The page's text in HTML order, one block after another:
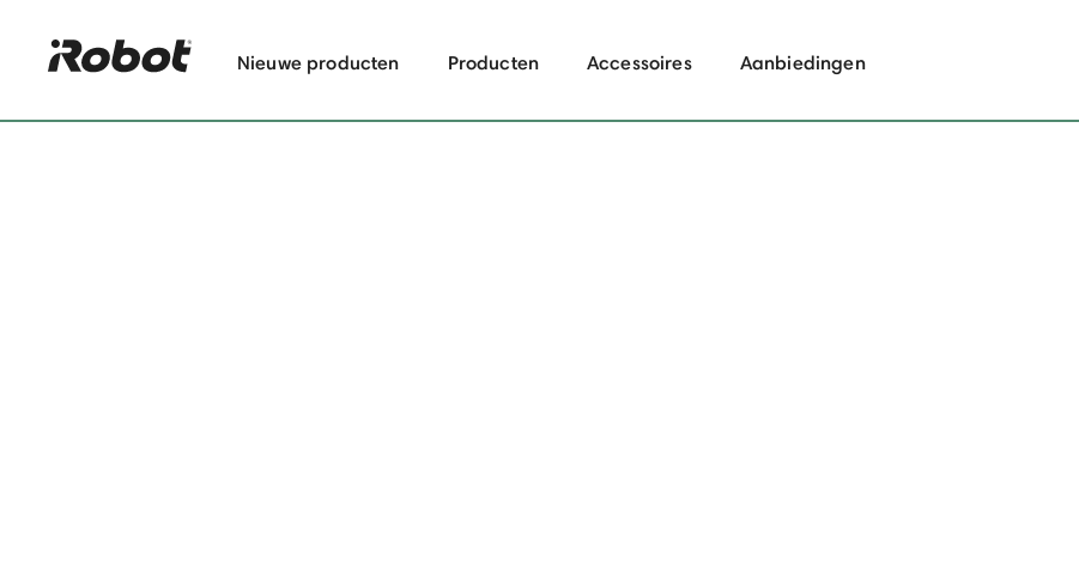
Nieuwe producten Producten Accessoires Aanbiedingen